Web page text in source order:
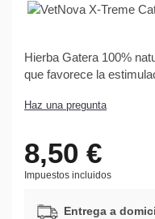
Hierba Gatera 100%
que favorece la
Haz una pregunta
8,50 €
Impuestos incluidos
Entrega a